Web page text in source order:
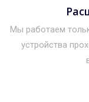
Мы работаем
устройства